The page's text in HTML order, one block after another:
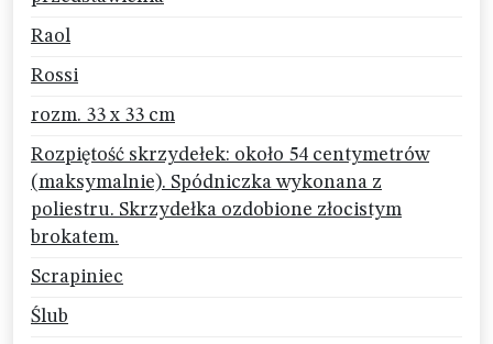
Raol
Rossi
rozm. 33 x 33 cm
Rozpiętość skrzydełek: około 54 centymetrów
(maksymalnie). Spódniczka wykonana z
poliestru. Skrzydełka ozdobione złocistym
brokatem.
Scrapiniec
Ślub